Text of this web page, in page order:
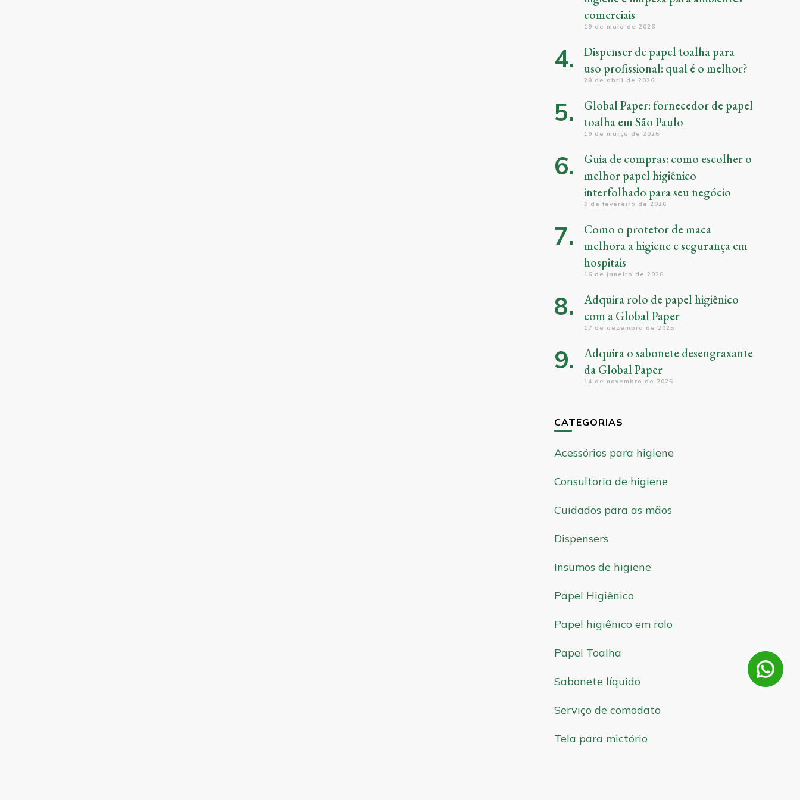
comerciais
19 de maio de 2026
Dispenser de papel toalha para
uso profissional: qual é o melhor?
28 de abril de 2026
Global Paper: fornecedor de papel
toalha em São Paulo
19 de março de 2026
Guia de compras: como escolher o
melhor papel higiênico
interfolhado para seu negócio
9 de fevereiro de 2026
Como o protetor de maca
melhora a higiene e segurança em
hospitais
16 de janeiro de 2026
Adquira rolo de papel higiênico
com a Global Paper
17 de dezembro de 2025
Adquira o sabonete desengraxante
da Global Paper
14 de novembro de 2025
CATEGORIAS
Acessórios para higiene
Consultoria de higiene
Cuidados para as mãos
Dispensers
Insumos de higiene
Papel Higiênico
Papel higiênico em rolo
Papel Toalha
Sabonete líquido
Serviço de comodato
Tela para mictório